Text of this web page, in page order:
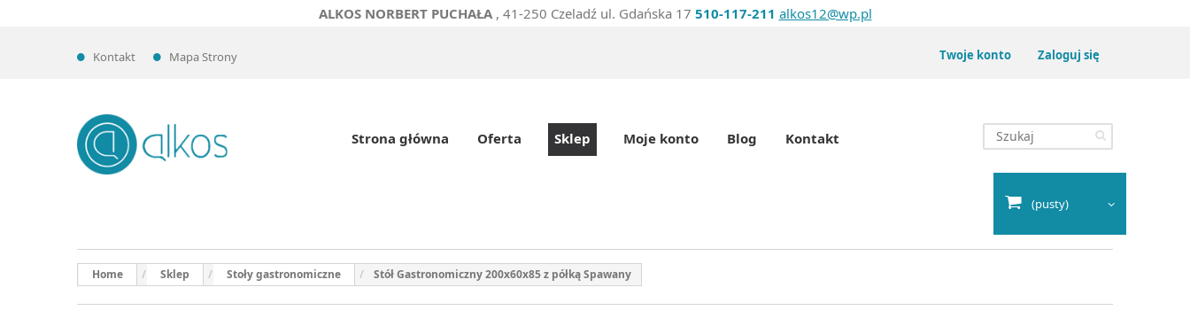
ALKOS NORBERT PUCHAŁA, 41-250 Czeladź ul. Gdańska 17 510-117-211 alkos12@wp.pl
Kontakt Mapa Strony Zaloguj się
Twoje konto
Strona główna Oferta Sklep Moje konto Blog Kontakt
(pusty)
Home Sklep Stoły gastronomiczne Stół Gastronomiczny 200x60x85 z półką Spawany